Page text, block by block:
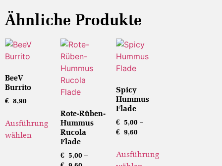
Ähnliche Produkte
BeeV
Burrito
€ 8,90
Ausführung
wählen
Rote-Rüben-
Hummus
Rucola
Flade
€ 5,00 –
Spicy
Hummus
Flade
€ 5,00 –
€
9,60
Ausführung